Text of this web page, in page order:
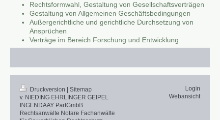
Rechtsformwahl, Gestaltung von Gesellschaftsverträgen
Gestaltung von Allgemeinen Geschäftsbedingungen
Außergerichtliche und gerichtliche Durchsetzung von
Ansprüchen
Verträge im Bereich Forschung und Entwicklung
Druckversion
Sitemap
v. NIEDING EHRLINGER GEIPEL
INGENDAAY PartGmbB
Rechtsanwälte Notare Fachanwälte
Login
Webansicht